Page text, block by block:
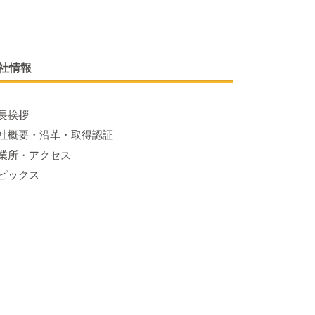
情報
挨拶
概要・沿革・取得認証
所・アクセス
ックス